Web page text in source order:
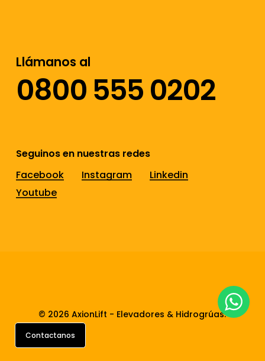
Contactanos
Llámanos al
0800 555 0202
Seguinos en nuestras redes
Facebook
Instagram
Linkedin
Youtube
© 2026 AxionLift - Elevadores & Hidrogrúas.